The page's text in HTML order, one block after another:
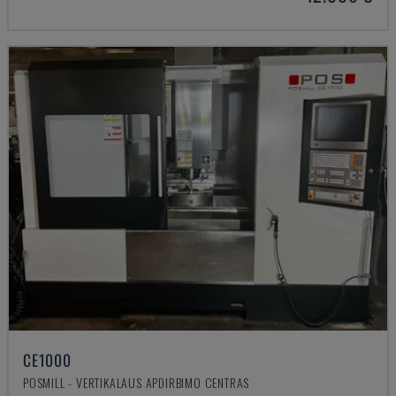
CE1000
POSMILL - VERTIKALAUS APDIRBIMO CENTRAS